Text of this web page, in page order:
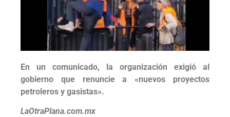
En un comunicado, la organización exigió al
gobierno que renuncie a «nuevos proyectos
petroleros y gasistas».
LaOtraPlana.com.mx